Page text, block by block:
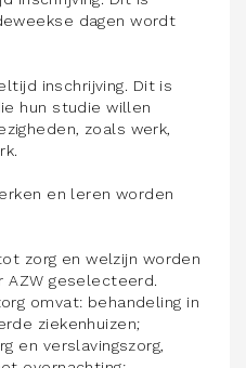
dagen wordt
inschrijving. Dit is
hun studie willen
zoals werk,
en leren worden
zorg en welzijn worden
AZW geselecteerd.
omvat: behandeling in
ziekenhuizen;
en verslavingszorg,